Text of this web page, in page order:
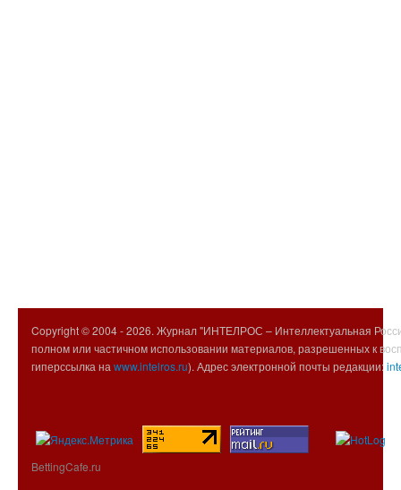
Copyright © 2004 -2026. Журнал "ИНТЕЛРОС – Интеллектуальная
полном или частичном использовании материалов, разрешенных к
гиперссылка на www.intelros.ru). Адрес электронной почты редакции:
BettingCafe.ru